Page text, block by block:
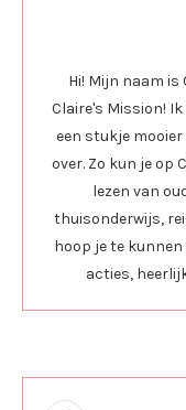
Hi! Mijn naam
Claire's Mission!
een stukje
over. Zo kun je op
lezen van
thuisonderwijs,
hoop je te
acties,